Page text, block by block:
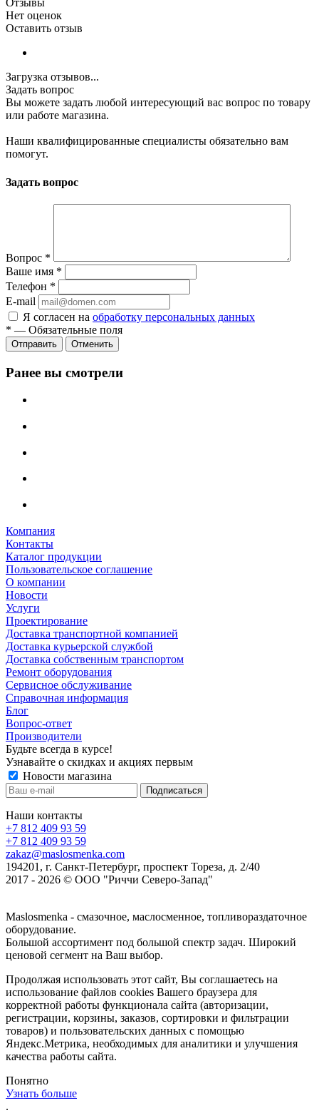
Отзывы
Нет оценок
Оставить отзыв
Загрузка отзывов...
Задать вопрос
Вы можете задать любой интересующий вас вопрос по товару
или работе магазина.
Наши квалифицированные специалисты обязательно вам
помогут.
Задать вопрос
Вопрос *
Ваше имя *
Телефон *
E-mail
Я согласен на обработку персональных данных
* — Обязательные поля
Отменить
Ранее вы смотрели
Компания
Контакты
Каталог продукции
Пользовательское соглашение
О компании
Новости
Услуги
Проектирование
Доставка транспортной компанией
Доставка курьерской службой
Доставка собственным транспортом
Ремонт оборудования
Сервисное обслуживание
Справочная информация
Блог
Вопрос-ответ
Производители
Будьте всегда в курсе!
Узнавайте о скидках и акциях первым
Новости магазина
Наши контакты
+7 812 409 93 59
+7 812 409 93 59
zakaz@maslosmenka.com
194201, г. Санкт-Петербург, проспект Тореза, д. 2/40
2017 - 2026 © ООО "Риччи Северо-Запад"
Maslosmenka - смазочное, маслосменное, топливораздаточное
оборудование.
Большой ассортимент под большой спектр задач. Широкий
ценовой сегмент на Ваш выбор.
Продолжая использовать этот сайт, Вы соглашаетесь на
использование файлов cookies Вашего браузера для
корректной работы функционала сайта (авторизации,
регистрации, корзины, заказов, сортировки и фильтрации
товаров) и пользовательских данных с помощью
Яндекс.Метрика, необходимых для аналитики и улучшения
качества работы сайта.
Понятно
Узнать больше
.